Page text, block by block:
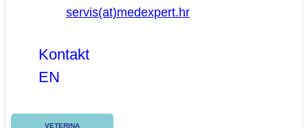
servis(at)medexpert.hr
Kontakt
EN
VETERINA